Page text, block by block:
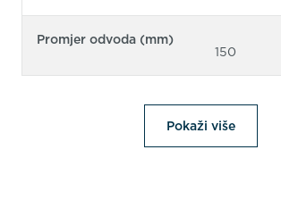
Promjer odvoda (mm)
150
Pokaži više